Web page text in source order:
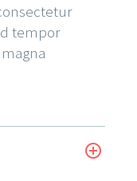
tempor